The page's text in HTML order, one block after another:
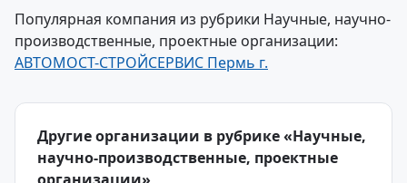
Популярная компания из рубрики Научные, научно-
производственные, проектные организации:
АВТОМОСТ-СТРОЙСЕРВИС Пермь г.
Другие организации в рубрике «Научные,
научно-производственные, проектные